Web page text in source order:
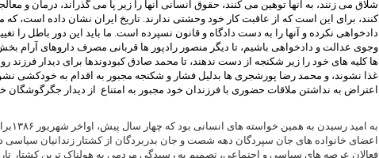
شلاق می زنند، به آنها توهین می کنند، حقوق انسانی آنها را زیر پا می گذراند، درمان و
کنند، برای این است که از عاقبت کار خود وحشتی ندارند. تاریخ ایران نشان داده است، که
وجوی عدالت و دادخواهی باشیم، تا دیگر منصور رادپور ها قربانی مصرف داروهای آرام
ها کلیه های خود را زیر شکنجه از دست ندهند، تا محمد صادق کبودوندها برای دیدار فرزند
غذا نشوند، و محمد رضا پورشجری ها بدلیل فشار و شکنجه مجبور به اقدام به خودکشی
اعتراض به نداشتن ملاقات حضوری با فرزندان خود مجبور به امتناع از دیدار جگرگوشگان
اعضای خانواده های جان سپردگان دهه شصت و جان بدربردگان از کشتار زندانیان سیاسی